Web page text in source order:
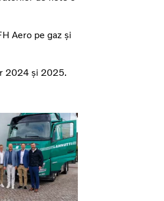
Aero pe gaz și
2024 și 2025.